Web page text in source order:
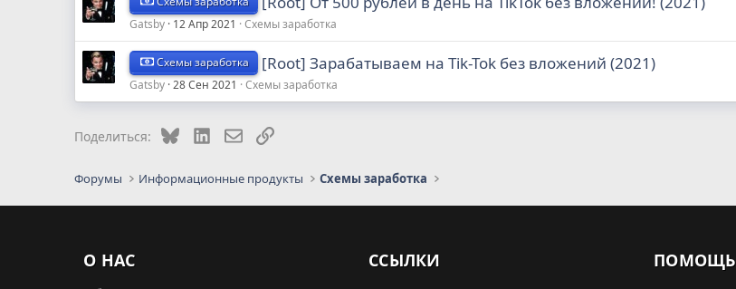
Gatsby 12 Апр 2021 Схемы заработка
Схемы заработка [Root] Зарабатываем на Tik-Tok без вложений (2021)
Gatsby 28 Сен 2021 Схемы заработка
Поделиться: BlueskyLinkedInЭлектронная почта
Ссылка
Форумы Информационные продукты Схемы заработка
О НАС ССЫЛКИ ПОМОЩЬ